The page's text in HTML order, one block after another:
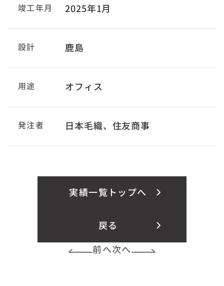
竣工年月 2025年1月
設計 鹿島
用途 オフィス
発注者 日本毛織、住友商事
実績一覧トップへ
戻る
前へ次へ